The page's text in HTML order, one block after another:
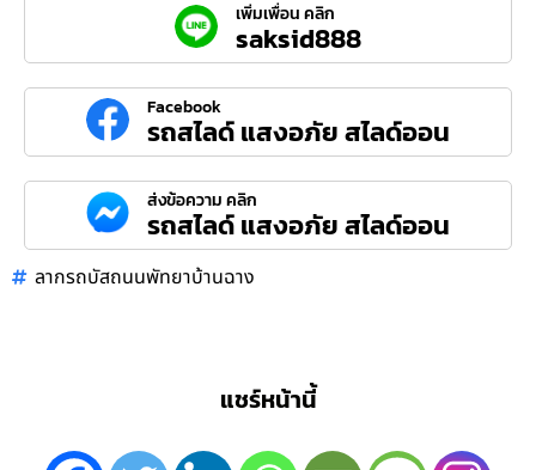
เพิ่มเพื่อน คลิก
saksid888
Facebook
รถสไลด์ แสงอภัย สไลด์ออน
ส่งข้อความ คลิก
รถสไลด์ แสงอภัย สไลด์ออน
ลากรถบัสถนนพัทยาบ้านฉาง
แชร์หน้านี้